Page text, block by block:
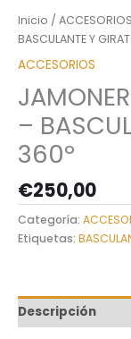
Inicio / ACCESORIOS
BASCULANTE Y
ACCESORIOS
–
360º
€250,00
Categoría:
Etiquetas:
Descripción